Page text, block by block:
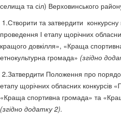
селища та сіл) Верховинського
1.Створити та затвердити конкурсну
проведення І етапу щорічних
кращого довкілля», «Краща
етнокультурна громада» (згідно
2.Затвердити Положення про
етапу щорічних обласних конкурсів
«Краща спортивна громада» та
(згідно додатку 2).